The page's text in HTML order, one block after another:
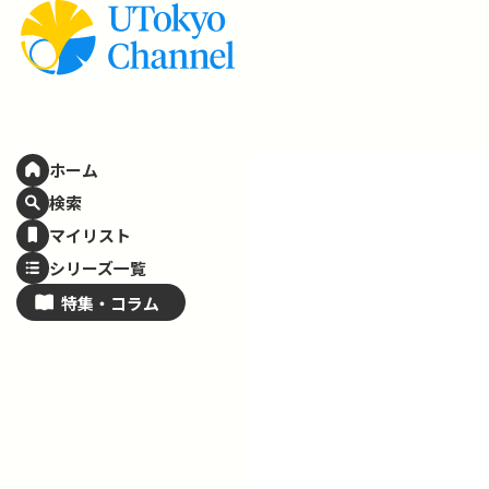
ホーム
検索
マイリスト
シリーズ一覧
特集・ コラム